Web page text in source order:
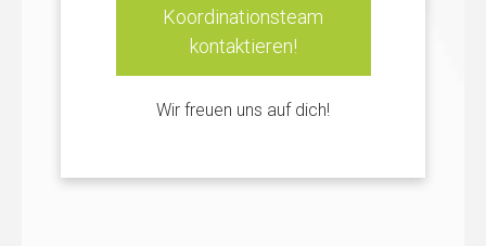
Koordinationsteam
kontaktieren!
Wir freuen uns auf dich!